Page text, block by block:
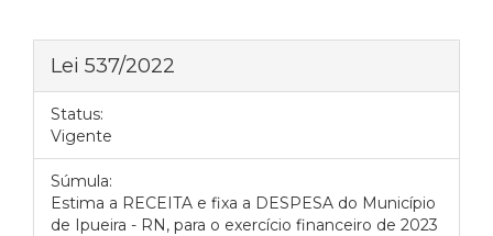
Lei 537/2022
Status:
Vigente
Súmula:
Estima a RECEITA e fixa a DESPESA do Município
de Ipueira - RN, para o exercício financeiro de 2023